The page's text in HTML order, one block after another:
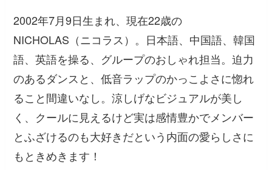
2002年7月9日生まれ、現在22歳の
NICHOLAS（ニコラス）。日本語、中国語、韓国
語、英語を操る、グループのおしゃれ担当。迫力
のあるダンスと、低音ラップのかっこよさに惚れ
ること間違いなし。涼しげなビジュアルが美し
く、クールに見えるけど実は感情豊かでメンバー
とふざけるのも大好きだという内面の愛らしさに
もときめきます！